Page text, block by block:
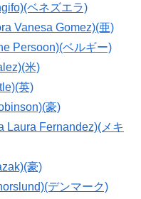
ベネズエラ)
Vanesa Gomez)(亜)
Persoon)(ベルギー)
米)
英)
豪)
Laura Fernandez)(メキ
豪)
デンマーク)